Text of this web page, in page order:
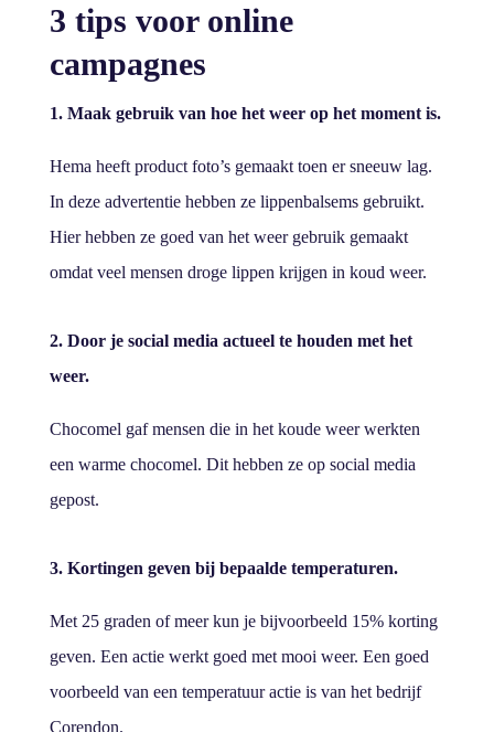
3 tips voor online
campagnes
1. Maak gebruik van hoe het weer op het moment is.
Hema heeft product foto’s gemaakt toen er sneeuw lag.
In deze advertentie hebben ze lippenbalsems gebruikt.
Hier hebben ze goed van het weer gebruik gemaakt
omdat veel mensen droge lippen krijgen in koud weer.
2. Door je social media actueel te houden met het
weer.
Chocomel gaf mensen die in het koude weer werkten
een warme chocomel. Dit hebben ze op social media
gepost.
3. Kortingen geven bij bepaalde temperaturen.
Met 25 graden of meer kun je bijvoorbeeld 15% korting
geven. Een actie werkt goed met mooi weer. Een goed
voorbeeld van een temperatuur actie is van het bedrijf
Corendon.